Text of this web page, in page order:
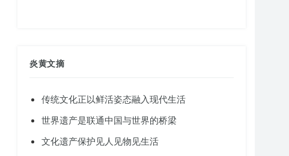
炎黄文摘
传统文化正以鲜活姿态融入现代生活
世界遗产是联通中国与世界的桥梁
文化遗产保护见人见物见生活